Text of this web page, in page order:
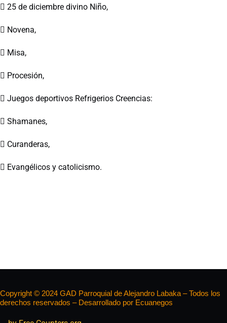
 25 de diciembre divino Niño,
 Novena,
 Misa,
 Procesión,
 Juegos deportivos Refrigerios Creencias:
 Shamanes,
 Curanderas,
 Evangélicos y catolicismo.
Copyright © 2024 GAD Parroquial de Alejandro Labaka – Todos los
derechos reservados – Desarrollado por Ecuanegos